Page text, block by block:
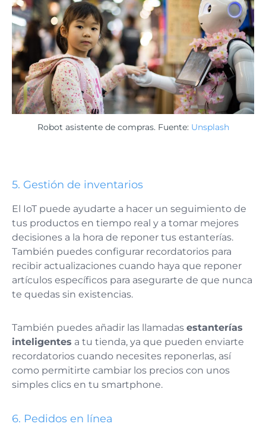
Robot asistente de compras. Fuente: Unsplash
5. Gestión de inventarios
El IoT puede ayudarte a hacer un seguimiento de
tus productos en tiempo real y a tomar mejores
decisiones a la hora de reponer tus estanterías.
También puedes configurar recordatorios para
recibir actualizaciones cuando haya que reponer
artículos específicos para asegurarte de que nunca
te quedas sin existencias.
También puedes añadir las llamadas estanterías
inteligentes a tu tienda, ya que pueden enviarte
recordatorios cuando necesites reponerlas, así
como permitirte cambiar los precios con unos
simples clics en tu smartphone.
6. Pedidos en línea